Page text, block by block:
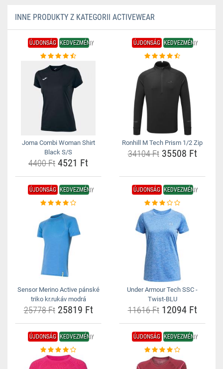
INNE PRODUKTY Z KATEGORII ACTIVEWEAR
ÚJDONSÁG KEDVEZMÉNY
Joma Combi Woman Shirt
Black S/S
4400 Ft 4521 Ft
ÚJDONSÁG KEDVEZMÉNY
Ronhill M Tech Prism 1/2 Zip
34104 Ft35508 Ft
ÚJDONSÁG KEDVEZMÉNY
Sensor Merino Active pánské
triko kr.rukáv modrá
25778 Ft25819 Ft
ÚJDONSÁG KEDVEZMÉNY
Under Armour Tech SSC -
Twist-BLU
11616 Ft12094 Ft
ÚJDONSÁG KEDVEZMÉNY ÚJDONSÁG KEDVEZMÉNY